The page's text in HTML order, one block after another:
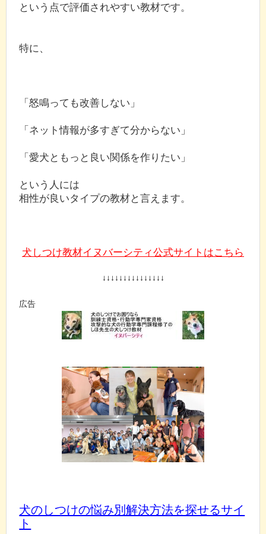
という点で評価されやすい教材です。
特に、
「怒鳴っても改善しない」
「ネット情報が多すぎて分からない」
「愛犬ともっと良い関係を作りたい」
という人には
相性が良いタイプの教材と言えます。
犬しつけ教材イヌバーシティ公式サイトはこちら
↓↓↓↓↓↓↓↓↓↓↓↓↓↓↓
広告
犬のしつけの悩み別解決方法を探せるサイ
ト